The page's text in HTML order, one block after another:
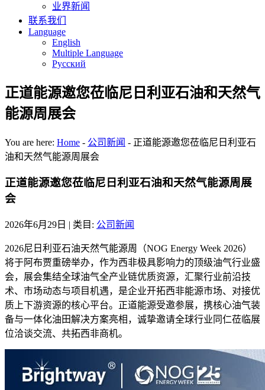
业界新闻
联系我们
Language
English
Multiple Language
Русский
正道能源邀您莅临尼日利亚石油和天然气
能源周展会
You are here: Home - 公司新闻 - 正道能源邀您莅临尼日利亚石
油和天然气能源周展会
正道能源邀您莅临尼日利亚石油和天然气能源周展
会
2026年6月29日 | 类目: 公司新闻
2026尼日利亚石油天然气能源周（NOG Energy Week 2026）
将于阿布贾重磅举办，作为西非极具影响力的顶级油气行业盛
会，展会集结全球油气全产业链优质资源，汇聚行业前沿技
术、市场动态与项目机遇，是企业开拓西非能源市场、对接优
质上下游资源的核心平台。正道能源受邀参展，携核心油气装
备与一体化油田解决方案亮相，诚挚邀请全球行业同仁莅临展
位洽谈交流、共拓西非商机。